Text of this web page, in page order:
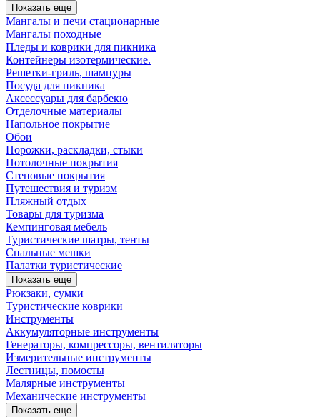
Показать еще
Мангалы и печи стационарные
Мангалы походные
Пледы и коврики для пикника
Контейнеры изотермические.
Решетки-гриль, шампуры
Посуда для пикника
Аксессуары для барбекю
Отделочные материалы
Напольное покрытие
Обои
Порожки, раскладки, стыки
Потолочные покрытия
Стеновые покрытия
Путешествия и туризм
Пляжный отдых
Товары для туризма
Кемпинговая мебель
Туристические шатры, тенты
Спальные мешки
Палатки туристические
Показать еще
Рюкзаки, сумки
Туристические коврики
Инструменты
Аккумуляторные инструменты
Генераторы, компрессоры, вентиляторы
Измерительные инструменты
Лестницы, помосты
Малярные инструменты
Механические инструменты
Показать еще